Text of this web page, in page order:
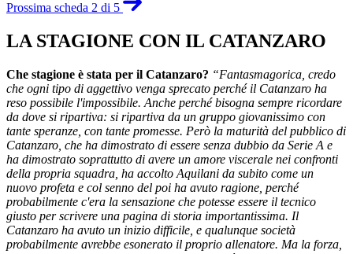
Prossima scheda 2 di 5
LA STAGIONE CON IL CATANZARO
Che stagione è stata per il Catanzaro? “Fantasmagorica, credo
che ogni tipo di aggettivo venga sprecato perché il Catanzaro ha
reso possibile l'impossibile. Anche perché bisogna sempre ricordare
da dove si ripartiva: si ripartiva da un gruppo giovanissimo con
tante speranze, con tante promesse. Però la maturità del pubblico di
Catanzaro, che ha dimostrato di essere senza dubbio da Serie A e
ha dimostrato soprattutto di avere un amore viscerale nei confronti
della propria squadra, ha accolto Aquilani da subito come un
nuovo profeta e col senno del poi ha avuto ragione, perché
probabilmente c'era la sensazione che potesse essere il tecnico
giusto per scrivere una pagina di storia importantissima. Il
Catanzaro ha avuto un inizio difficile, e qualunque società
probabilmente avrebbe esonerato il proprio allenatore. Ma la forza,